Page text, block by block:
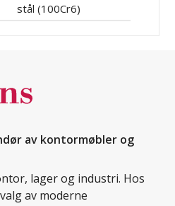
stål (100Cr6)
av kontormøbler og
lager og industri. Hos
av moderne